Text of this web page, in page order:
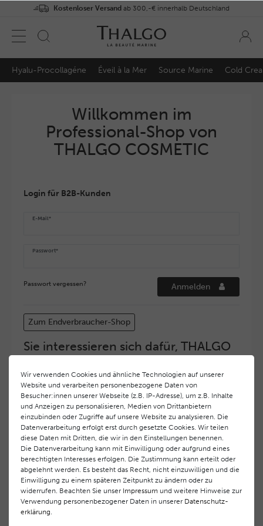
Kostenloser Versand ab 300,-€ innerhalb Deutschland
Hyalu-Procollagéne Éveil à la Mer Source Marine Cold
Willkommen im
Professional-Shop von
THALGO COSMETIC
Login für B2B-Kunden
E-Mail*
Passwort*
Passwort vergessen? Anmelden
Zum Endverbraucher-Shop
Sie interessieren sich dafür, THALGO
COSMETIC Partner und Depositär zu
werden?
Hohe Servicequalität und ein exzellentes Markenimage
haben bei
THALGO COSMETIC oberste Priorität.
Anspruchsvollen Endverbrauchern möchten wir ein
hohes Qualitätsniveau und gleichzeitig eine
überdurchschnittliche Behandlungs- und Serviceleistung
gewährleisten. Deshalb haben wir ein selektives
Vertriebssystem eingeführt. THALGO COSMETICPartner
werden auf diese Weise wirtschaftlich unterstützt,
während Endverbrauchern eine stets gleichbleibend hohe
Dienstleistungsqualität und ein innovatives Produkt- und
Behandlungsprogramm geboten wird.
Wir verwenden Cookies und ähnliche Technologien auf unserer
Website und verarbeiten personenbezogene Daten von
Besucher:innen unserer Webseite (z.B. IP-Adresse), um z.B. Inhalte
und Anzeigen zu personalisieren, Medien von Drittanbietern
einzubinden oder Zugriffe auf unsere Website zu analysieren. Die
Datenverarbeitung erfolgt erst durch gesetzte Cookies. Wir teilen
diese Daten mit Dritten, die wir in den Einstellungen benennen.
Die Datenverarbeitung kann mit Einwilligung oder aufgrund eines
berechtigten Interesses erfolgen. Die Zustimmung kann erteilt oder
abgelehnt werden. Es besteht das Recht, nicht einzuwilligen und die
Einwilligung zu einem späteren Zeitpunkt zu ändern oder zu
widerrufen. Beachten Sie unser Impressum und weitere Hinweise zur
Verwendung personenbezogener Daten in unserer Daten­schutz­
erklärung